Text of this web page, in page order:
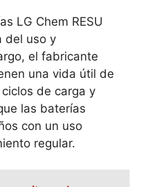
LG Chem RESU
del uso y
el fabricante
una vida útil de
de carga y
las baterías
con un uso
regular.